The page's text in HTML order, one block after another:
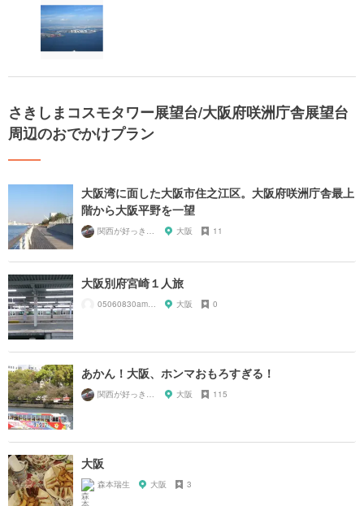
さきしまコスモタワー展望台/大阪府咲洲庁舎展望台
周辺のおでかけプラン
大阪湾に面した大阪市住之江区。大阪府咲洲庁舎最上
階から大阪平野を一望
関西が好っきゃねん 大阪 11
大阪別府宮崎１人旅
05060830amnos 大阪 0
あかん！大阪、ホンマおもろすぎる！
関西が好っきゃねん 大阪 115
大阪
森本瑞生 大阪 3